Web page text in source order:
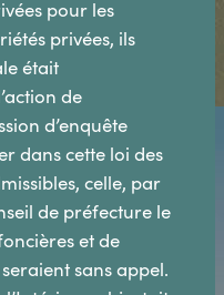
pour les
privées, ils
était
de
d’enquête
dans cette loi des
celle, par
de préfecture le
et de
sans appel.